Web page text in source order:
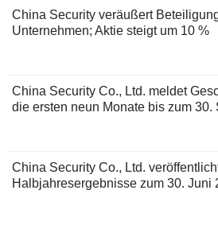
China Security veräußert
Unternehmen; Aktie steigt um 10 %
China Security Co., Ltd. meldet
die ersten neun Monate bis zum 30.
China Security Co., Ltd.
Halbjahresergebnisse zum 30. Juni